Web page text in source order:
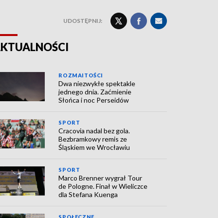
UDOSTĘPNIJ:
ROZMAITOŚCI
Dwa niezwykłe spektakle
jednego dnia. Zaćmienie
Słońca i noc Perseidów
SPORT
Cracovia nadal bez gola.
Bezbramkowy remis ze
Śląskiem we Wrocławiu
SPORT
Marco Brenner wygrał Tour
de Pologne. Finał w Wieliczce
dla Stefana Kuenga